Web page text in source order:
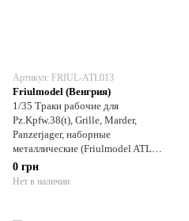
Артикул: FRIUL-ATL013
Friulmodel (Венгрия)
1/35 Траки рабочие для
Pz.Kpfw.38(t), Grille, Marder,
Panzerjager, наборные
металлические (Friulmodel ATL-
013)
0 грн
Нет в наличии